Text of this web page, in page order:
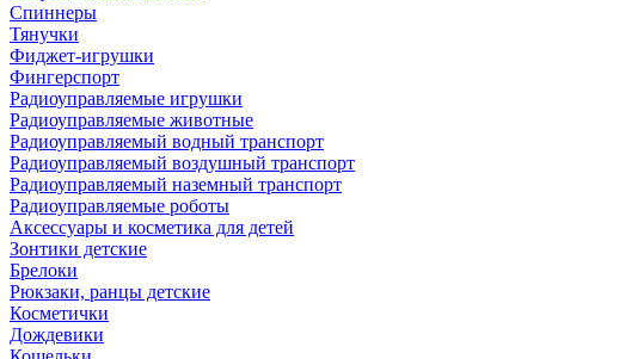
Спиннеры
Тянучки
Фиджет-игрушки
Фингерспорт
Радиоуправляемые игрушки
Радиоуправляемые животные
Радиоуправляемый водный транспорт
Радиоуправляемый воздушный транспорт
Радиоуправляемый наземный транспорт
Радиоуправляемые роботы
Аксессуары и косметика для детей
Зонтики детские
Брелоки
Рюкзаки, ранцы детские
Косметички
Дождевики